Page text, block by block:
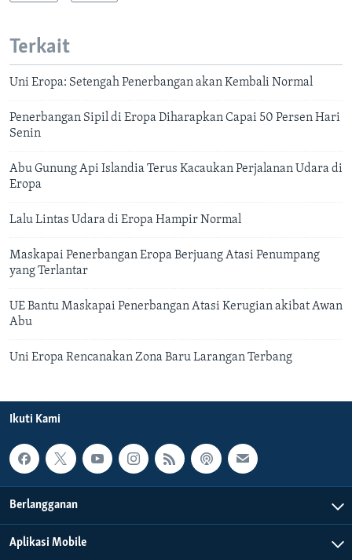
Terkait
Uni Eropa: Setengah Penerbangan akan Kembali Normal
Penerbangan Sipil di Eropa Diharapkan Capai 50 Persen Hari
Senin
Abu Gunung Api Islandia Terus Kacaukan Perjalanan Udara di
Eropa
Lalu Lintas Udara di Eropa Hampir Normal
Maskapai Penerbangan Eropa Berjuang Atasi Penumpang
yang Terlantar
UE Bantu Maskapai Penerbangan Atasi Kerugian akibat Awan
Abu
Uni Eropa Rencanakan Zona Baru Larangan Terbang
Ikuti Kami
Berlangganan
Aplikasi Mobile